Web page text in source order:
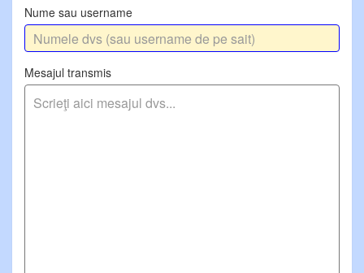
Nume sau username
Mesajul transmis